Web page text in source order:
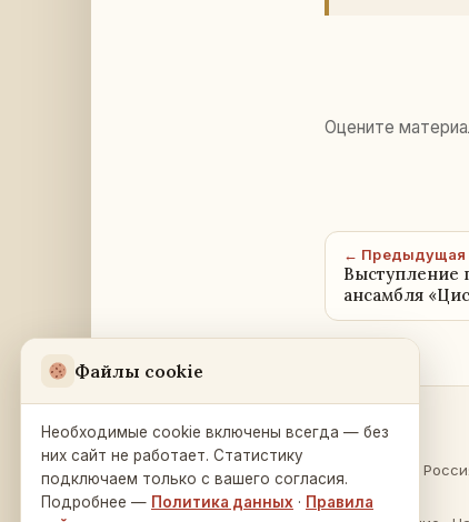
Оцените
← Предыдущая
Выступление
ансамбля
Русский Дом
в Праге
Na Zátorce 16
Разделы
Культура
Файлы cookie
Необходимые cookie включены всегда — без
них сайт не работает. Статистику
подключаем только с вашего согласия.
Подробнее — Политика данных · Правила